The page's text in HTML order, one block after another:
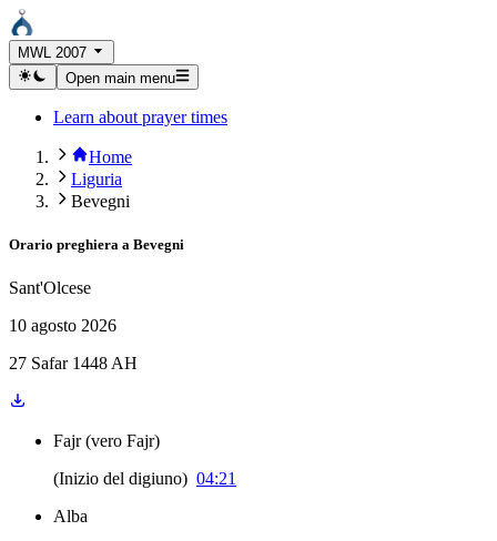
MWL 2007
Open main menu
Learn about prayer times
Home
Liguria
Bevegni
Orario preghiera a Bevegni
Sant'Olcese
10 agosto 2026
27 Safar 1448 AH
Fajr (vero Fajr)
(Inizio del digiuno) 04:21
Alba